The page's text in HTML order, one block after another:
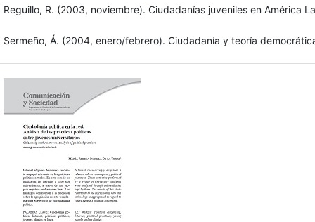
Reguillo, R. (2003, noviembre). Ciudadanías juveniles en América
Sermeño, Á. (2004, enero/febrero). Ciudadanía y teoría